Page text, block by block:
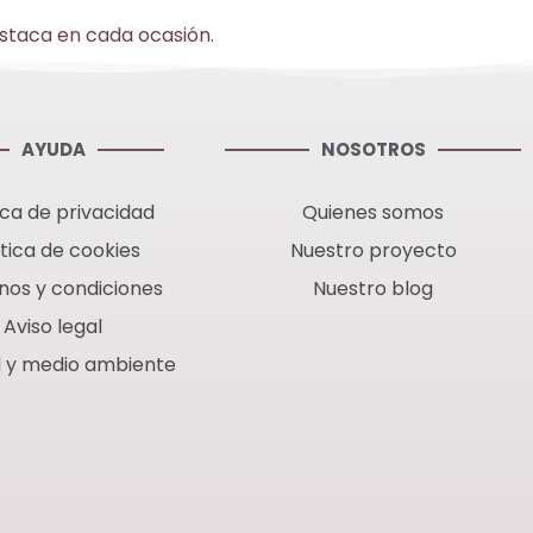
en cada ocasión.
AYUDA
de privacidad
de cookies
y condiciones
Aviso legal
y medio ambiente
NOSOTROS
Quienes somos
Nuestro proyecto
Nuestro blog